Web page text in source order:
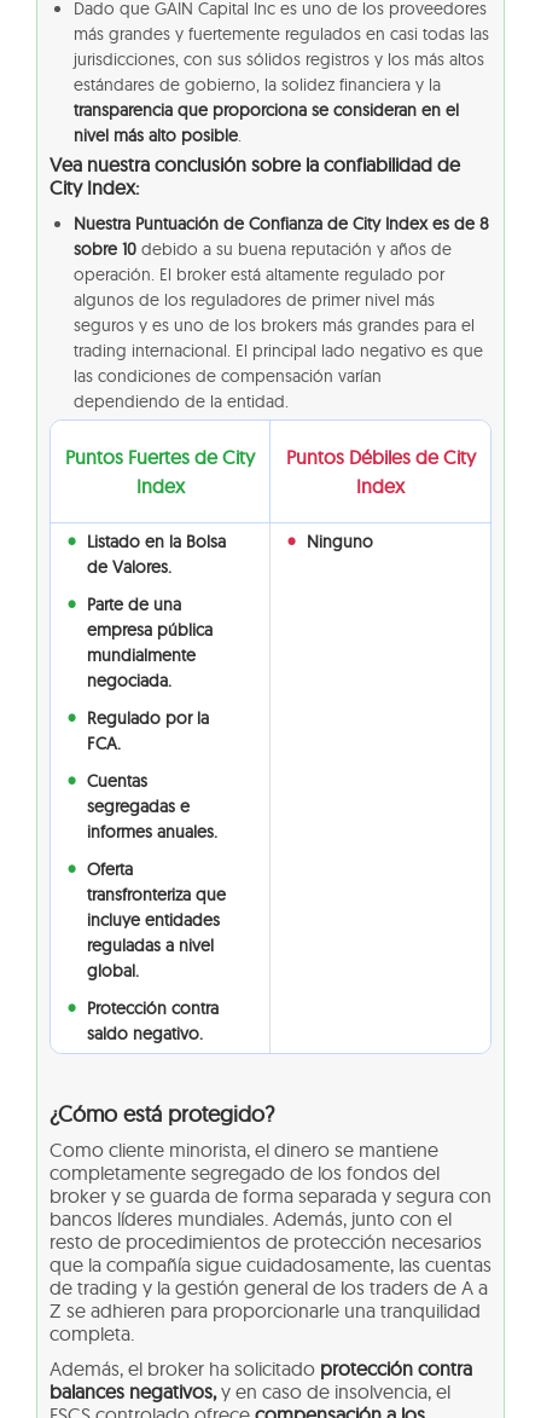
Dado que GAIN Capital Inc es uno de los proveedores
más grandes y fuertemente regulados en casi todas las
jurisdicciones, con sus sólidos registros y los más altos
estándares de gobierno, la solidez financiera y la
transparencia que proporciona se consideran en el
nivel más alto posible.
Vea nuestra conclusión sobre la confiabilidad de
City Index:
Nuestra Puntuación de Confianza de City Index es de 8
sobre 10 debido a su buena reputación y años de
operación. El broker está altamente regulado por
algunos de los reguladores de primer nivel más
seguros y es uno de los brokers más grandes para el
trading internacional. El principal lado negativo es que
las condiciones de compensación varían
dependiendo de la entidad.
Puntos Fuertes de City
Index
Puntos Débiles de City
Index
Listado en la Bolsa
de Valores.
Ninguno
Parte de una
empresa pública
mundialmente
negociada.
Regulado por la
FCA.
Cuentas
segregadas e
informes anuales.
Oferta
transfronteriza que
incluye entidades
reguladas a nivel
global.
Protección contra
saldo negativo.
¿Cómo está protegido?
Como cliente minorista, el dinero se mantiene
completamente segregado de los fondos del
broker y se guarda de forma separada y segura con
bancos líderes mundiales. Además, junto con el
resto de procedimientos de protección necesarios
que la compañía sigue cuidadosamente, las cuentas
de trading y la gestión general de los traders de A a
Z se adhieren para proporcionarle una tranquilidad
completa.
Además, el broker ha solicitado protección contra
balances negativos,y en caso de insolvencia, el